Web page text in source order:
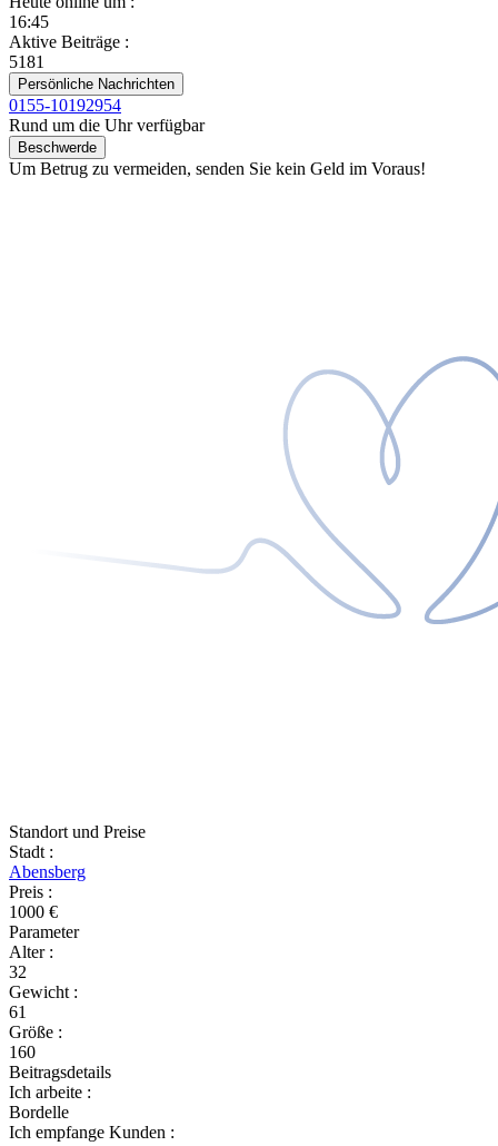
16:45
Aktive Beiträge :
5181
Persönliche Nachrichten
0155-10192954
Rund um die Uhr verfügbar
Beschwerde
Um Betrug zu vermeiden, senden Sie kein Geld im Voraus!
Standort und Preise
Stadt :
Abensberg
Preis :
1000 €
Parameter
Alter :
32
Gewicht :
61
Größe :
160
Beitragsdetails
Ich arbeite :
Bordelle
Ich empfange Kunden :